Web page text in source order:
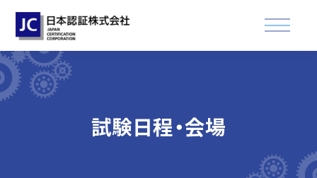
資格認証試験
試験日程・会場